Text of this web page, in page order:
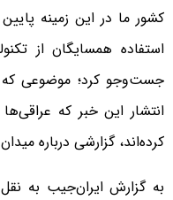
کشور ما در این زمینه
استفاده همسایگان از
جست‌و‌جو کرد؛ موضوعی که
انتشار این خبر که
کرده‌اند، گزارشی درباره
به گزارش ایران‌جیب به